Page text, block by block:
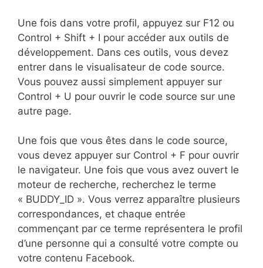
Une fois dans votre profil, appuyez sur F12 ou
Control + Shift + I pour accéder aux outils de
développement. Dans ces outils, vous devez
entrer dans le visualisateur de code source.
Vous pouvez aussi simplement appuyer sur
Control + U pour ouvrir le code source sur une
autre page.
Une fois que vous êtes dans le code source,
vous devez appuyer sur Control + F pour ouvrir
le navigateur. Une fois que vous avez ouvert le
moteur de recherche, recherchez le terme
« BUDDY_ID ». Vous verrez apparaître plusieurs
correspondances, et chaque entrée
commençant par ce terme représentera le profil
d’une personne qui a consulté votre compte ou
votre contenu Facebook.